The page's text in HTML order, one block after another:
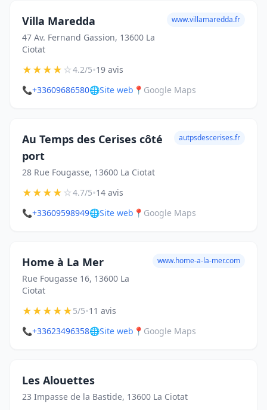
Villa Maredda
47 Av. Fernand Gassion, 13600 La
Ciotat
www.villamaredda.fr
★★★★☆4.2/5•19 avis
📞+33609686580🌐Site web 📍 Google Maps
Au Temps des Cerises côté
port
28 Rue Fougasse, 13600 La Ciotat
autpsdescerises.fr
★★★★☆4.7/5•14 avis
📞+33609598949🌐Site web 📍 Google Maps
Home à La Mer
Rue Fougasse 16, 13600 La
Ciotat
www.home-a-la-mer.com
★★★★★5/5•11 avis
📞+33623496358🌐Site web 📍 Google Maps
Les Alouettes
23 Impasse de la Bastide, 13600 La Ciotat